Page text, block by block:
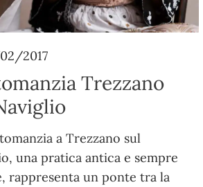
2017
Trezzano
a Trezzano sul
una pratica antica e sempre
rappresenta un ponte tra la